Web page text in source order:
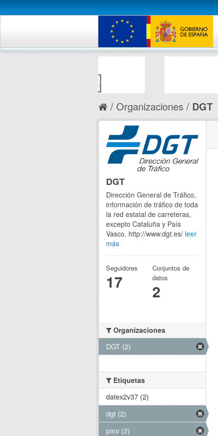
Organizaciones DGT
DGT
Dirección General de Tráfico,
información de tráfico de toda
la red estatal de carreteras,
excepto Cataluña y País
Vasco. http://www.dgt.es/ leer
más
Seguidores
17
Conjuntos de
datos
2
Organizaciones
DGT (2)
Etiquetas
datex2v37 (2)
dgt (2)
pmv (2)